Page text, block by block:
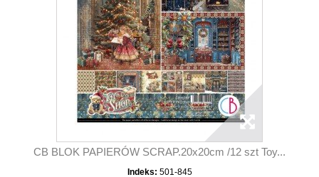
CB BLOK PAPIERÓW SCRAP.20x20cm /12 szt Toy...
Indeks: 501-845